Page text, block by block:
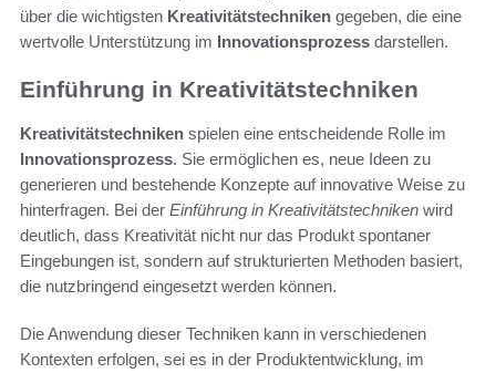
über die wichtigsten Kreativitätstechniken gegeben, die eine
wertvolle Unterstützung im Innovationsprozess darstellen.
Einführung in Kreativitätstechniken
Kreativitätstechniken spielen eine entscheidende Rolle im
Innovationsprozess. Sie ermöglichen es, neue Ideen zu
generieren und bestehende Konzepte auf innovative Weise zu
hinterfragen. Bei der Einführung in Kreativitätstechniken wird
deutlich, dass Kreativität nicht nur das Produkt spontaner
Eingebungen ist, sondern auf strukturierten Methoden basiert,
die nutzbringend eingesetzt werden können.
Die Anwendung dieser Techniken kann in verschiedenen
Kontexten erfolgen, sei es in der Produktentwicklung, im